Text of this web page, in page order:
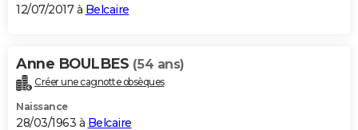
12/07/2017 à Belcaire
Anne BOULBES (54 ans)
Créer une cagnotte obsèques
Naissance
28/03/1963 à Belcaire